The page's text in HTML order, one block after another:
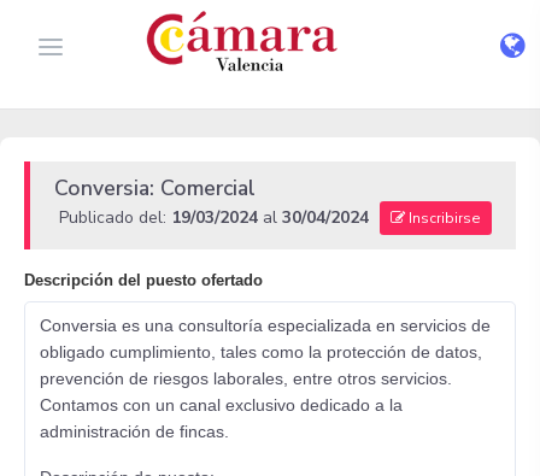
Conversia: Comercial
Publicado del: 19/03/2024 al 30/04/2024 Inscribirse
Descripción del puesto ofertado
Conversia es una consultoría especializada en servicios de
obligado cumplimiento, tales como la protección de datos,
prevención de riesgos laborales, entre otros servicios.
Contamos con un canal exclusivo dedicado a la
administración de fincas.